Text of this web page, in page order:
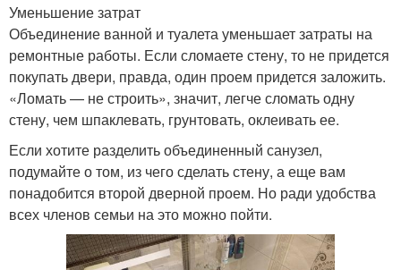
Уменьшение затрат
Объединение ванной и туалета уменьшает затраты на
ремонтные работы. Если сломаете стену, то не придется
покупать двери, правда, один проем придется заложить.
«Ломать — не строить», значит, легче сломать одну
стену, чем шпаклевать, грунтовать, оклеивать ее.
Если хотите разделить объединенный санузел,
подумайте о том, из чего сделать стену, а еще вам
понадобится второй дверной проем. Но ради удобства
всех членов семьи на это можно пойти.